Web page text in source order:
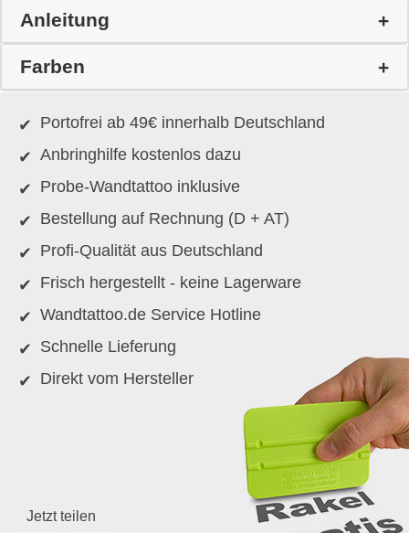
Anleitung
Farben
Portofrei ab 49€ innerhalb Deutschland
Anbringhilfe kostenlos dazu
Probe-Wandtattoo inklusive
Bestellung auf Rechnung (D + AT)
Profi-Qualität aus Deutschland
Frisch hergestellt - keine Lagerware
Wandtattoo.de Service Hotline
Schnelle Lieferung
Direkt vom Hersteller
Jetzt teilen